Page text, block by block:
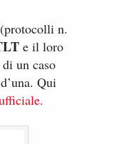
(protocolli n.
e il loro
un caso
Qui